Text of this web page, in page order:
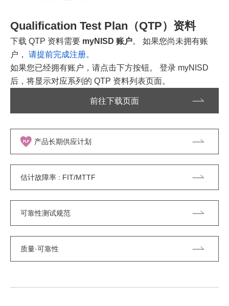
Qualification Test Plan（QTP）资料
下载 QTP 资料需要 myNISD 账户。 如果您尚未拥有账
户， 请提前完成注册。
如果您已经拥有账户，请点击下方按钮。 登录 myNISD
后，将显示对应系列的 QTP 资料列表页面。
前往下载页面
产品长期供应计划
估计故障率 : FIT/MTTF
可靠性测试规范
质量·可靠性